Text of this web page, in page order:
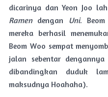
dicarinya dan Yeon Joo
Ramendengan Uni.
mereka berhasil
Beom Woo sempat
jalan sebentar
dibandingkan duduk
maksudnya Hoahaha).